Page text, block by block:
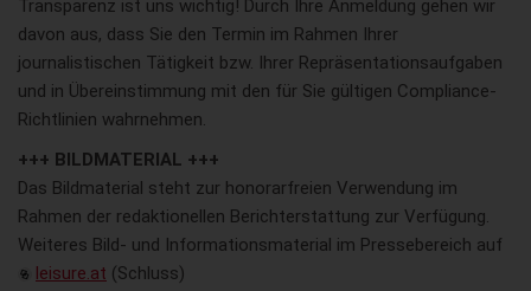
Transparenz ist uns wichtig! Durch Ihre Anmeldung gehen wir
davon aus, dass Sie den Termin im Rahmen Ihrer
journalistischen Tätigkeit bzw. Ihrer Repräsentationsaufgaben
und in Übereinstimmung mit den für Sie gültigen Compliance-
Richtlinien wahrnehmen.
+++ BILDMATERIAL +++
Das Bildmaterial steht zur honorarfreien Verwendung im
Rahmen der redaktionellen Berichterstattung zur Verfügung.
Weiteres Bild- und Informationsmaterial im Pressebereich auf
leisure.at (Schluss)